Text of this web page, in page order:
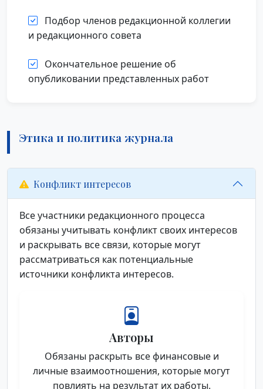
Подбор членов редакционной коллегии
и редакционного совета
Окончательное решение об
опубликовании представленных работ
Этика и политика журнала
Конфликт интересов
Все участники редакционного процесса
обязаны учитывать конфликт своих интересов
и раскрывать все связи, которые могут
рассматриваться как потенциальные
источники конфликта интересов.
Авторы
Обязаны раскрыть все финансовые и
личные взаимоотношения, которые могут
повлиять на результат их работы.